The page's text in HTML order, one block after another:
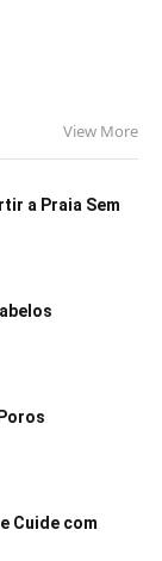
View More
a Praia Sem
Cuide com